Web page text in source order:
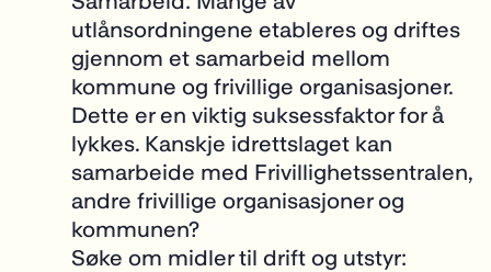
utlånsordningene etableres og driftes
gjennom et samarbeid mellom
kommune og frivillige organisasjoner.
Dette er en viktig suksessfaktor for å
lykkes. Kanskje idrettslaget kan
samarbeide med Frivillighetssentralen,
andre frivillige organisasjoner og
kommunen?
Søke om midler til drift og utstyr: